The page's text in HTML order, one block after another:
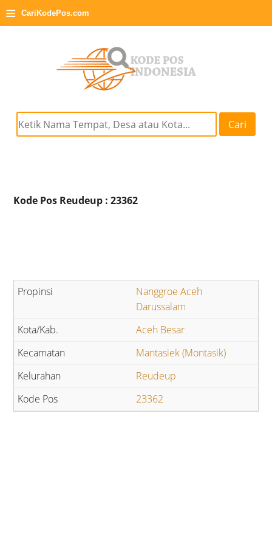
≡ CariKodePos.com
Cari
Kode Pos Reudeup : 23362
Nanggroe Aceh
Darussalam
Aceh Besar
Mantasiek (Montasik)
Reudeup
23362